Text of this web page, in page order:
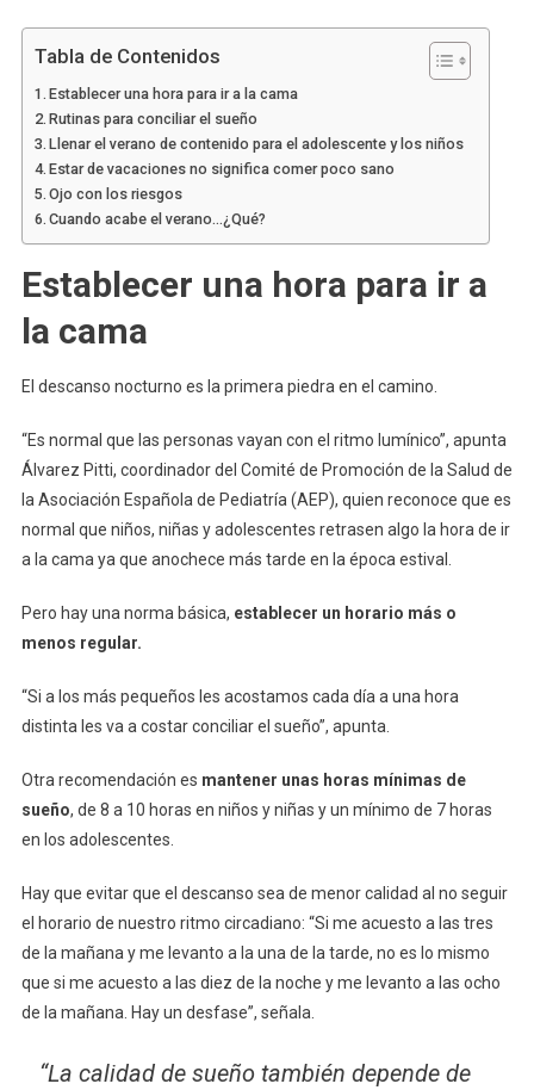
Tabla de Contenidos
Establecer una hora para ir a la cama
Rutinas para conciliar el sueño
Llenar el verano de contenido para el adolescente y los niños
Estar de vacaciones no significa comer poco sano
Ojo con los riesgos
Cuando acabe el verano…¿Qué?
Establecer una hora para ir a
la cama
El descanso nocturno es la primera piedra en el camino.
“Es normal que las personas vayan con el ritmo lumínico”, apunta
Álvarez Pitti, coordinador del Comité de Promoción de la Salud de
la Asociación Española de Pediatría (AEP), quien reconoce que es
normal que niños, niñas y adolescentes retrasen algo la hora de ir
a la cama ya que anochece más tarde en la época estival.
Pero hay una norma básica, establecer un horario más o
menos regular.
“Si a los más pequeños les acostamos cada día a una hora
distinta les va a costar conciliar el sueño”, apunta.
Otra recomendación es mantener unas horas mínimas de
sueño, de 8 a 10 horas en niños y niñas y un mínimo de 7 horas
en los adolescentes.
Hay que evitar que el descanso sea de menor calidad al no seguir
el horario de nuestro ritmo circadiano: “Si me acuesto a las tres
de la mañana y me levanto a la una de la tarde, no es lo mismo
que si me acuesto a las diez de la noche y me levanto a las ocho
de la mañana. Hay un desfase”, señala.
“La calidad de sueño también depende de